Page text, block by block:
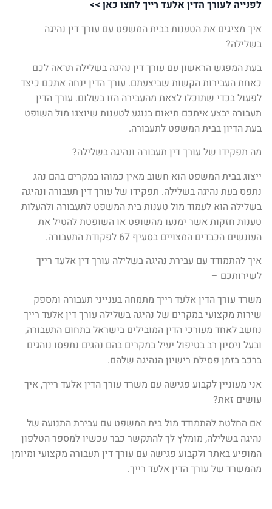
לפנייה לעורך הדין אלעד רייך לחצו כאן >>
איך מציגים את הטענות בבית המשפט עם עורך דין נהיגה
בשלילה?
בעת המפגש הראשון עם עורך דין נהיגה בשלילה תראה לכם
כאחת העבירות הקשות שביצעתם. עורך הדין ינחה אתכם כיצד
לפעול בכדי שתוכלו לצאת מהעבירה הזו בשלום. עורך הדין
תעבורה יבצע איתכם תיאום בנוגע לטענות שיוצגו מול השופט
בעת הדיון בבית המשפט לתעבורה.
מה תפקידו של עורך דין תעבורה ונהיגה בשלילה?
ייצוג בבית המשפט הוא חשוב מאין כמוהו במקרים בהם נהג
נתפס בעת נהיגה בשלילה. תפקידו של עורך דין תעבורה ונהיגה
בשלילה הוא לעמוד מול טענות בית המשפט לתעבורה ולהעלות
טענות חזקות אשר ימנעו מהשופט או השופטת להטיל את
העונשים הכבדים המצויים בסעיף 67 לפקודת התעבורה.
איך להתמודד עם עבירת נהיגה בשלילה עורך דין אלעד רייך
לשירותכם –
משרד עורך הדין אלעד רייך מתמחה בענייני תעבורה ומספק
שירות מקצועי במקרים של נהיגה בשלילה עורך דין אלעד רייך
נחשב לאחד מעורכי הדין המובילים בישראל בתחום התעבורה,
ובעל ניסיון רב בטיפול יעיל במקרים בהם נהגים נתפסו נוהגים
ברכב בזמן פסילת רישיון הנהיגה שלהם.
אני מעוניין לקבוע פגישה עם משרד עורך הדין אלעד רייך, איך
עושים זאת?
אם החלטת להתמודד מול בית המשפט עם עבירת התנועה של
נהיגה בשלילה, מומלץ לך להתקשר כבר עכשיו למספר הטלפון
המופיע באתר ולקבוע פגישה עם עורך דין תעבורה מקצועי ומיומן
מהמשרד של עורך הדין אלעד רייך.